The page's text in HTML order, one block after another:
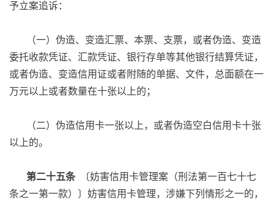
予立案追诉：
（一）伪造、变造汇票、本票、支票，或者伪造、变造
委托收款凭证、汇款凭证、银行存单等其他银行结算凭证，
或者伪造、变造信用证或者附随的单据、文件，总面额在一
万元以上或者数量在十张以上的；
（二）伪造信用卡一张以上，或者伪造空白信用卡十张
以上的。
第二十五条
〔妨害信用卡管理案（刑法第一百七十七
条之一第一款）〕妨害信用卡管理，涉嫌下列情形之一的，